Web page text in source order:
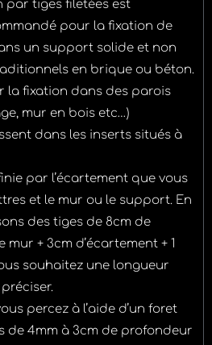
par tiges filetées est
pour la fixation de
un support solide et non
en brique ou béton.
la fixation dans des parois
mur en bois etc…)
dans les inserts situés à
par l’écartement que vous
et le mur ou le support. En
des tiges de 8cm de
+ 3cm d’écartement + 1
souhaitez une longueur
percez à l’aide d’un foret
de 4mm à 3cm de profondeur